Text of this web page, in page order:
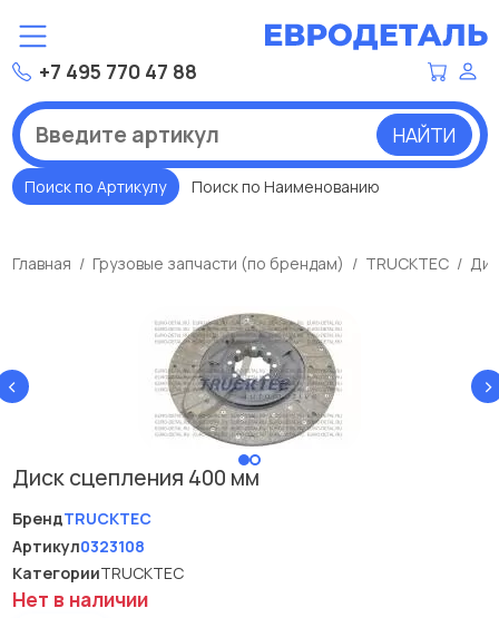
+7 495 770 47 88
НАЙТИ
Поиск по Артикулу Поиск по Наименованию
Главная Грузовые запчасти (по брендам) TRUCKTEC
‹ ›
Диск сцепления 400 мм
БрендTRUCKTEC
Артикул0323108
КатегорииTRUCKTEC
Нет в наличии